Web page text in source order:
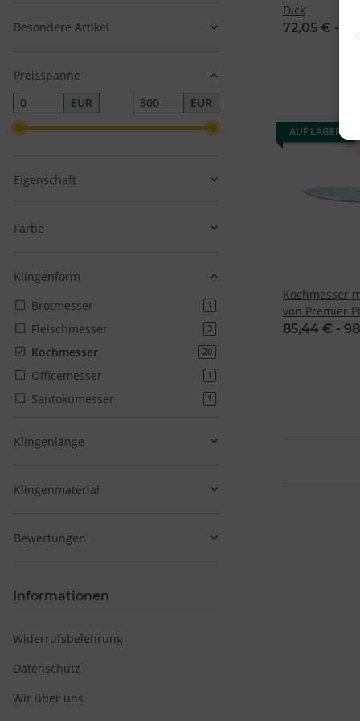
Dick
72,05 € -
AUF LAGER
Kochmesser
von Premier
85,44 € -
Besondere Artikel
Preisspanne
EUR
EUR
Eigenschaft
Farbe
Klingenform
Brotmesser
1
Fleischmesser 3Artikel gefunden
Kochmesser 20Artikel gefunden
Officemesser 1
Santokumesser 1
Klingenlänge
Klingenmaterial
Bewertungen
Informationen
Widerrufsbelehrung
Datenschutz
Wir über uns